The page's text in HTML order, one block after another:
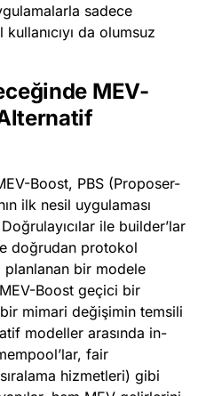
sadece
da olumsuz
MEV-
Boost, PBS (Proposer-
ilk nesil uygulaması
ile builder’lar
doğrudan protokol
bir modele
Boost geçici bir
mimari değişimin temsili
modeller arasında in-
fair
hizmetleri) gibi